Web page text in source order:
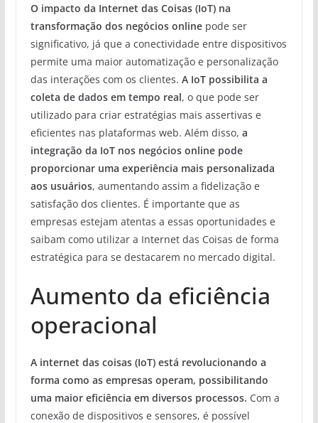
O impacto da Internet das Coisas (IoT) na
transformação dos negócios onlinepode ser
significativo, já que a conectividade entre dispositivos
permite uma maior automatização e personalização
das interações com os clientes. A IoT possibilita a
coleta de dados em tempo real, o que pode ser
utilizado para criar estratégias mais assertivas e
eficientes nas plataformas web. Além disso, a
integração da IoT nos negócios online pode
proporcionar uma experiência mais personalizada
aos usuários, aumentando assim a fidelização e
satisfação dos clientes. É importante que as
empresas estejam atentas a essas oportunidades e
saibam como utilizar a Internet das Coisas de forma
estratégica para se destacarem no mercado digital.
Aumento da eficiência
operacional
A internet das coisas (IoT) está revolucionando a
forma como as empresas operam, possibilitando
uma maior eficiência em diversos processos. Com a
conexão de dispositivos e sensores, é possível